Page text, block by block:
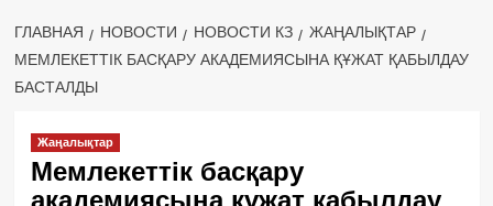
ГЛАВНАЯ НОВОСТИ НОВОСТИ КЗ
ЖАҢАЛЫҚТАР
МЕМЛЕКЕТТІК БАСҚАРУ АКАДЕМИЯСЫНА ҚҰЖАТ ҚАБЫЛДАУ
БАСТАЛДЫ
Жаңалықтар
Мемлекеттік басқару